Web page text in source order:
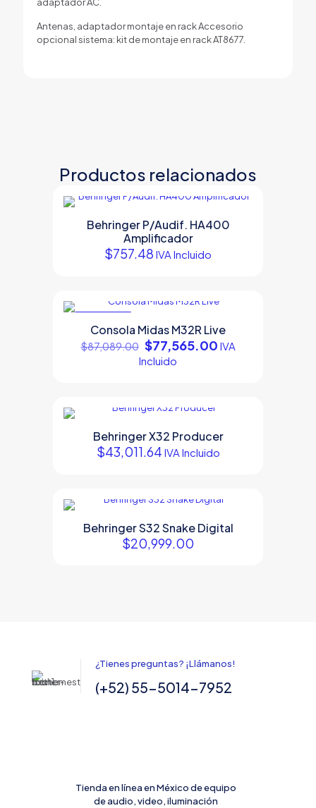
Antenas, adaptador montaje en rack Accesorio
opcional sistema: kit de montaje en rack AT8677.
Productos relacionados
Behringer P/Audif. HA400
Amplificador
$757.48 IVA Incluido
Consola Midas M32R Live
$87,089.00 Original
price
$77,565.00Current
IVA
Incluido
Behringer X32 Producer
$43,011.64 IVA Incluido
Behringer S32 Snake Digital
$20,999.00
¿Tienes preguntas? ¡Llámanos!
(+52) 55-5014-7952
Tienda en línea en México de equipo
de audio, video, iluminación